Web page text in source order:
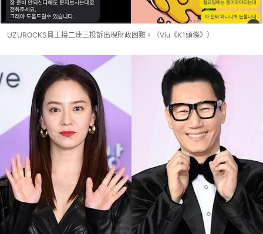
UZUROCKS員工接二連三投訴出現財政困難。（Viu《K1頭條》）